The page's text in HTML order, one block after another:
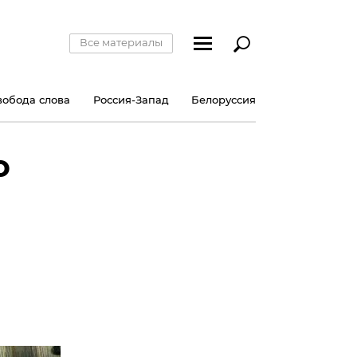
Все материалы
слова Россия-Запад Белоруссия